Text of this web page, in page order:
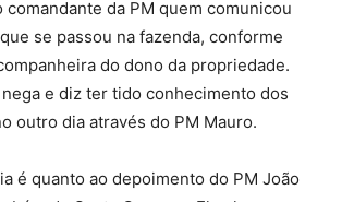
comandante da PM quem comunicou
se passou na fazenda, conforme
do dono da propriedade.
e diz ter tido conhecimento dos
outro dia através do PM Mauro.
é quanto ao depoimento do PM João